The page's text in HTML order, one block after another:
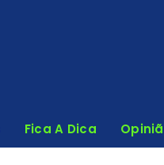
Fica A Dica